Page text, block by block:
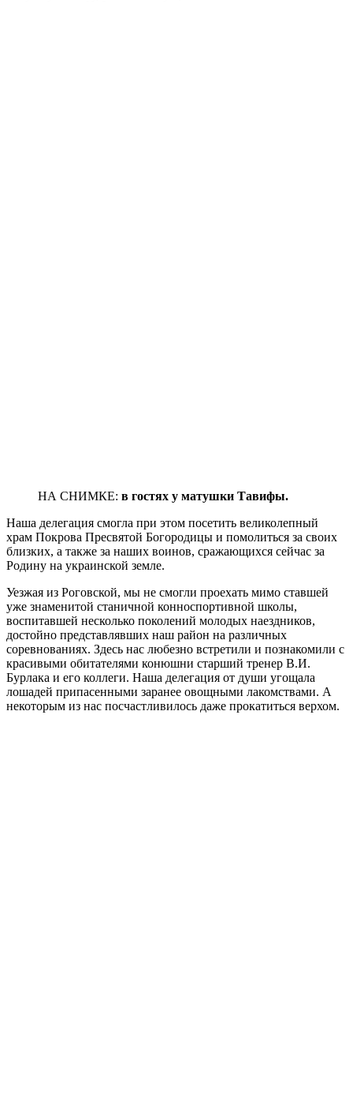
НА СНИМКЕ: в гостях у матушки Тавифы.
Наша делегация смогла при этом посетить великолепный
храм Покрова Пресвятой Богородицы и помолиться за своих
близких, а также за наших воинов, сражающихся сейчас за
Родину на украинской земле.
Уезжая из Роговской, мы не смогли проехать мимо ставшей
уже знаменитой станичной конноспортивной школы,
воспитавшей несколько поколений молодых наездников,
достойно представлявших наш район на различных
соревнованиях. Здесь нас любезно встретили и познакомили с
красивыми обитателями конюшни старший тренер В.И.
Бурлака и его коллеги. Наша делегация от души угощала
лошадей припасенными заранее овощными лакомствами. А
некоторым из нас посчастливилось даже прокатиться верхом.